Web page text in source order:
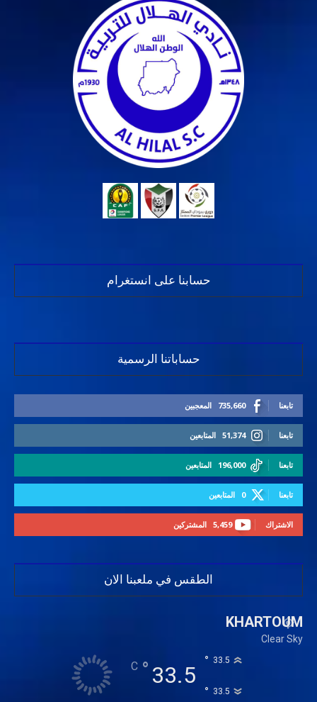
حسابنا على انستغرام
حساباتنا الرسمية
735,660 المعجبين تابعنا
51,374 المتابعين تابعنا
196,000 المتابعين تابعنا
0 المتابعين تابعنا
5,459 المشتركين الاشتراك
الطقس في ملعبنا الان
KHARTOUM
Clear Sky
33.5
°
C 33.5
°
33.5
°